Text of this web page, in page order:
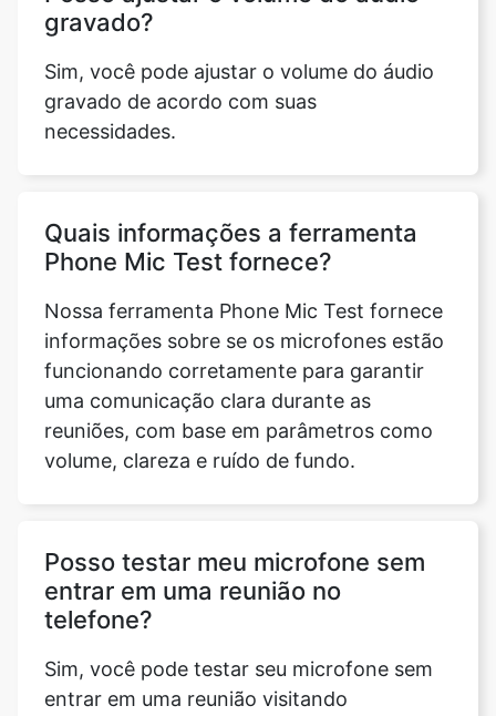
Copy Link
gravado?
Sim, você pode ajustar o volume do áudio
gravado de acordo com suas
necessidades.
Quais informações a ferramenta
Phone Mic Test fornece?
Nossa ferramenta Phone Mic Test fornece
informações sobre se os microfones estão
funcionando corretamente para garantir
uma comunicação clara durante as
reuniões, com base em parâmetros como
volume, clareza e ruído de fundo.
Posso testar meu microfone sem
entrar em uma reunião no
telefone?
Sim, você pode testar seu microfone sem
entrar em uma reunião visitando